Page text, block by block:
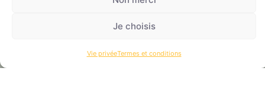
Je choisis
Vie privéeTermes et conditions